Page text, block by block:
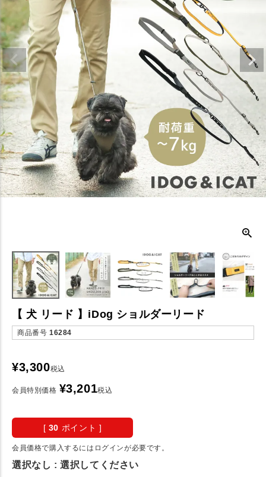
【 犬 リード 】iDog ショルダーリード
商品番号 16284
¥3,300税込
会員特別価格 ¥3,201税込
[ 30 ポイント ]
会員価格で購入するにはログインが必要です。
選択なし 選択してください